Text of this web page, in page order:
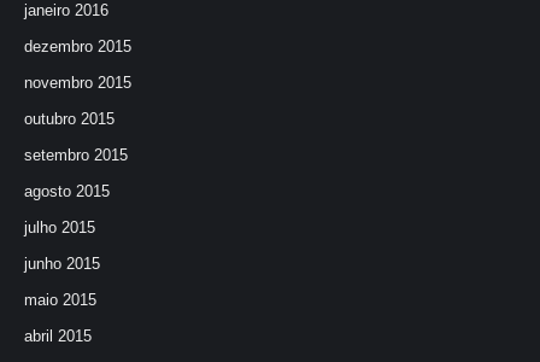
janeiro 2016
dezembro 2015
novembro 2015
outubro 2015
setembro 2015
agosto 2015
julho 2015
junho 2015
maio 2015
abril 2015